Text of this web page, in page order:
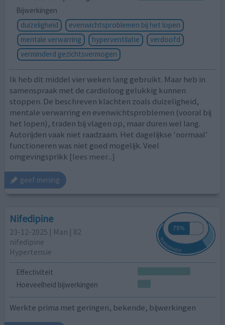
Bijwerkingen
duizeligheid
evenwichtsproblemen bij het lopen
mentale verwarring
hyperventilatie
verdoofd
verminderd gezichtsvermogen
Ik heb dit middel vier weken lang gebruikt. Maar heb in
samenspraak met de cardioloog gelukkig kunnen
stoppen. De beschreven klachten zoals duizeligheid,
mentale verwarring en evenwichtsproblemen (vooral bij
het lopen), traden bij vlagen op, maar duren wel lang.
Autorijden vaak niet raadzaam. Het dagelijkse 'normaal'
functioneren was niet goed mogelijk. Veel
omgevingsprikk [lees meer...]
geef mening
Nifedipine
23-12-2025 | Man | 82
nifedipine
Hypertensie
Effectiviteit
Hoeveelheid bijwerkingen
Werkte prima met geringen, bekende, bijwerkingen